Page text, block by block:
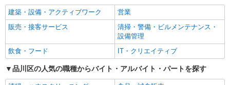
昇給あり
週2～3日勤務OK
扶養内勤務OK
交通費支給
社会保険あり
販売・接客サービス
建築・設備・アクティブワーク
営業
販売・接客サービス
清掃・警備・ビルメンテナンス・
設備管理
飲食・フード
IT・クリエイティブ
品川区の人気の職種からバイト・アルバイト・パートを探す